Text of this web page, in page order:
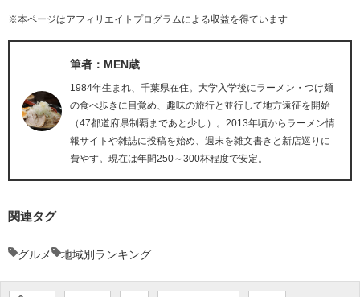
※本ページはアフィリエイトプログラムによる収益を得ています
筆者：MEN蔵
1984年生まれ、千葉県在住。大学入学後にラーメン・つけ麺
の食べ歩きに目覚め、趣味の旅行と並行して地方遠征を開始
（47都道府県制覇まであと少し）。2013年頃からラーメン情
報サイトや雑誌に投稿を始め、週末を雑文書きと新店巡りに
費やす。現在は年間250～300杯程度で安定。
関連タグ
グルメ 地域別ランキング